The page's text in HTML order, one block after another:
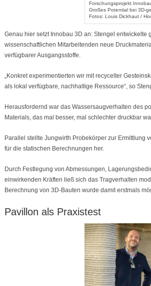
Forschungsprojekt
Großes Potential bei 3D-
Fotos: Louis Dickhaut /
Genau hier setzt Innobau 3D an: Stengel entwickelte
wissenschaftlichen Mitarbeitenden neue
verfügbarer Ausgangsstoffe.
„Konkret experimentierten wir mit recycelter
als lokal verfügbare, nachhaltige Ressource“, so
Herausfordernd war das Wassersaugverhalten des
Materials, das mal besser, mal schlechter druckbar
Parallel stellte Jungwirth Probekörper zur Ermittlung
für die statischen Berechnungen her.
Durch Festlegung von Abmessungen,
einwirkenden Kräften ließ sich das Tragverhalten
Berechnung von 3D-Bauten wurde damit erstmals
Pavillon als Praxistest